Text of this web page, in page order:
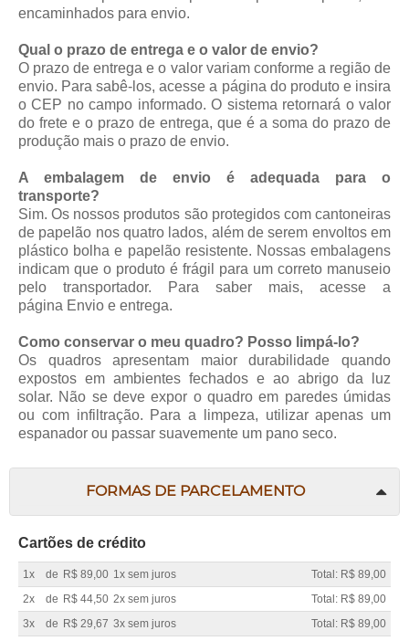
encaminhados para envio.
Qual o prazo de entrega e o valor de envio?
O prazo de entrega e o valor variam conforme a região de
envio. Para sabê-los, acesse a página do produto e insira
o CEP no campo informado. O sistema retornará o valor
do frete e o prazo de entrega, que é a soma do prazo de
produção mais o prazo de envio.
A embalagem de envio é adequada para o
transporte?
Sim. Os nossos produtos são protegidos com cantoneiras
de papelão nos quatro lados, além de serem envoltos em
plástico bolha e papelão resistente. Nossas embalagens
indicam que o produto é frágil para um correto manuseio
pelo transportador. Para saber mais, acesse a
página Envio e entrega.
Como conservar o meu quadro? Posso limpá-lo?
Os quadros apresentam maior durabilidade quando
expostos em ambientes fechados e ao abrigo da luz
solar. Não se deve expor o quadro em paredes úmidas
ou com infiltração. Para a limpeza, utilizar apenas um
espanador ou passar suavemente um pano seco.
FORMAS DE PARCELAMENTO
Cartões de crédito
1x de R$ 89,00 1x sem juros
Total: R$ 89,00
2x
de R$ 44,50 2x sem juros
Total: R$ 89,00
3x
de R$ 29,67 3x sem juros
Total: R$ 89,00